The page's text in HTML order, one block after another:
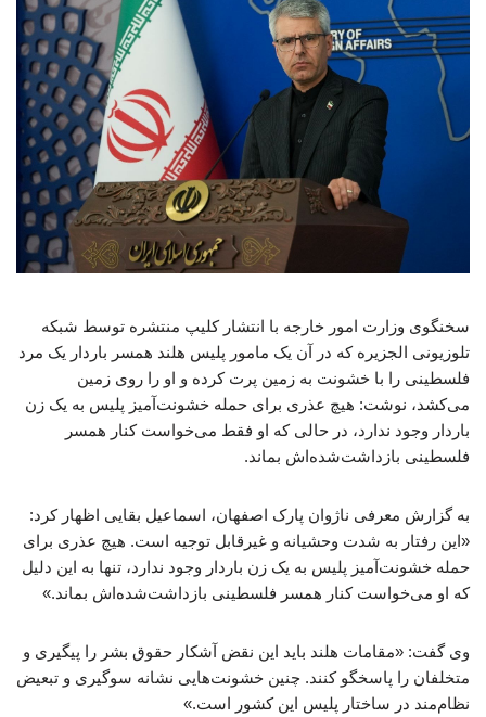
سخنگوی وزارت امور خارجه با انتشار کلیپ منتشره توسط شبکه
تلوزیونی الجزیره که در آن یک مامور پلیس هلند همسر باردار یک مرد
فلسطینی را با خشونت به زمین پرت کرده و او را روی زمین
می‌کشد، نوشت: هیچ عذری برای حمله خشونت‌آمیز پلیس به یک زن
باردار وجود ندارد، در حالی که او فقط می‌خواست کنار همسر
فلسطینی بازداشت‌شده‌اش بماند.
به گزارش معرفی ناژوان پارک اصفهان، اسماعیل بقایی اظهار کرد:
«این رفتار به شدت وحشیانه و غیرقابل توجیه است. هیچ عذری برای
حمله خشونت‌آمیز پلیس به یک زن باردار وجود ندارد، تنها به این دلیل
که او می‌خواست کنار همسر فلسطینی بازداشت‌شده‌اش بماند.»
وی گفت: «مقامات هلند باید این نقض آشکار حقوق بشر را پیگیری و
متخلفان را پاسخگو کنند. چنین خشونت‌هایی نشانه سوگیری و تبعیض
نظام‌مند در ساختار پلیس این کشور است.»